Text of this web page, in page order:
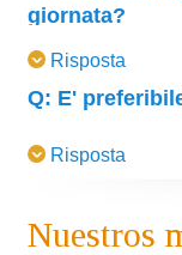
trattamenti più
il corpo abbia
termine Terapia
con ciò che gli
Fortunatamente,
giornata?
vuole più tempo
cercare di finire
attività e ancora
Risposta
Q: E'
equilibrate sono
rilassano e li
Risposta
Nuestros